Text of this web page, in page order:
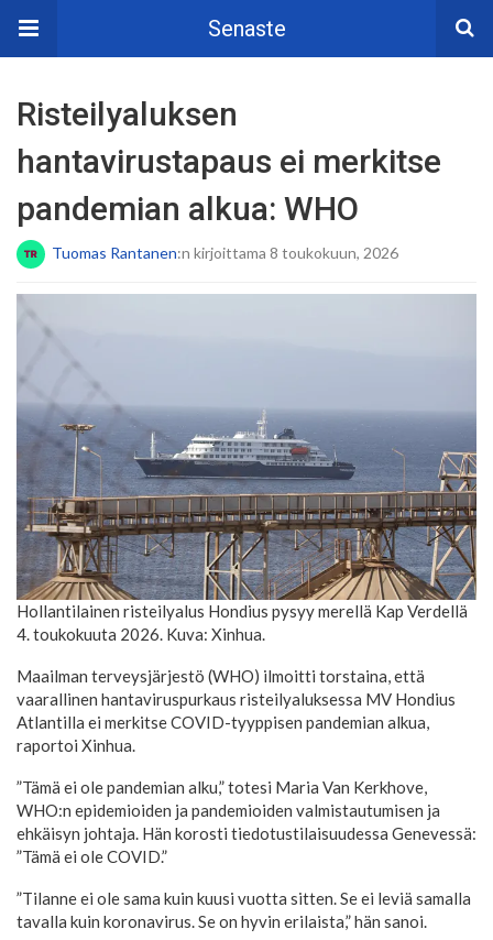
Senaste
Risteilyaluksen
hantavirustapaus ei merkitse
pandemian alkua: WHO
Tuomas Rantanen:n kirjoittama 8 toukokuun, 2026
Hollantilainen risteilyalus Hondius pysyy merellä Kap Verdellä
4. toukokuuta 2026. Kuva: Xinhua.
Maailman terveysjärjestö (WHO) ilmoitti torstaina, että
vaarallinen hantaviruspurkaus risteilyaluksessa MV Hondius
Atlantilla ei merkitse COVID-tyyppisen pandemian alkua,
raportoi Xinhua.
”Tämä ei ole pandemian alku,” totesi Maria Van Kerkhove,
WHO:n epidemioiden ja pandemioiden valmistautumisen ja
ehkäisyn johtaja. Hän korosti tiedotustilaisuudessa Genevessä:
”Tämä ei ole COVID.”
”Tilanne ei ole sama kuin kuusi vuotta sitten. Se ei leviä samalla
tavalla kuin koronavirus. Se on hyvin erilaista,” hän sanoi.